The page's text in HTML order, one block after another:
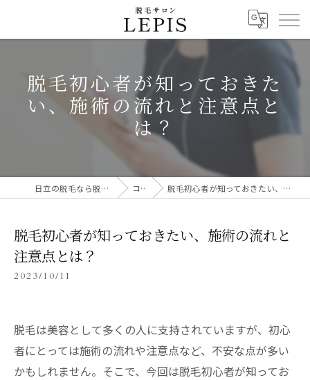
脱毛初心者が知っておきた
い、施術の流れと注意点と
は？
日立の脱毛なら脱毛サロン LEPIS コラム 脱毛初心者が知っておきたい、施術の流れと注意点とは？
脱毛初心者が知っておきたい、施術の流れと
注意点とは？
2023/10/11
脱毛は美容として多くの人に支持されていますが、初心
者にとっては施術の流れや注意点など、不安な点が多い
かもしれません。そこで、今回は脱毛初心者が知ってお